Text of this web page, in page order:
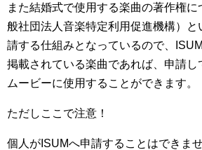
また結婚式で使用する楽曲の著作権
般社団法人音楽特定利用促進機構）と
請する仕組みとなっているので、
掲載されている楽曲であれば、申請し
ムービーに使用することができます。
ただしここで注意！
個人がISUMへ申請することはできませ